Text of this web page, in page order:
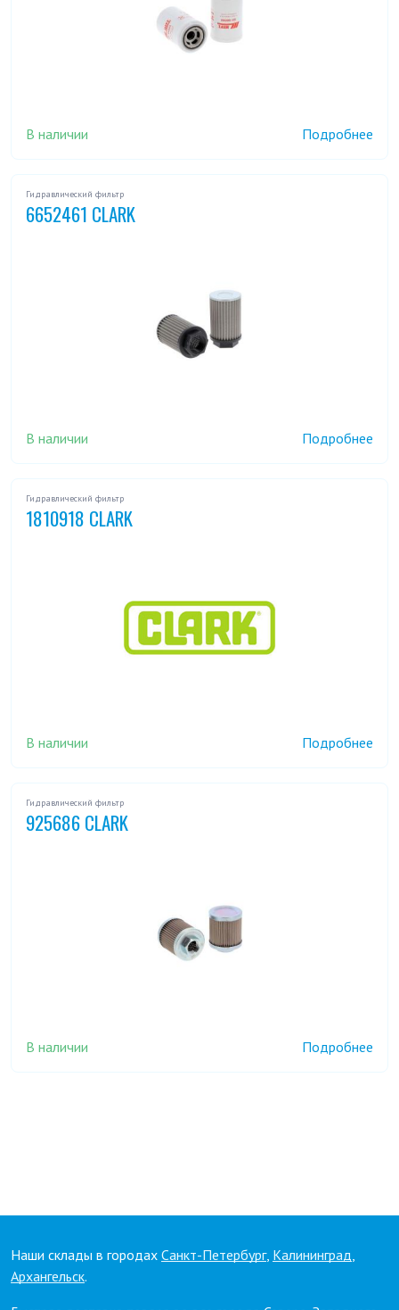
В наличии Подробнее
Гидравлический фильтр
6652461 CLARK
В наличии Подробнее
Гидравлический фильтр
1810918 CLARK
В наличии Подробнее
Гидравлический фильтр
925686 CLARK
В наличии Подробнее
Наши склады в городах Санкт-Петербург, Калининград,
Архангельск.